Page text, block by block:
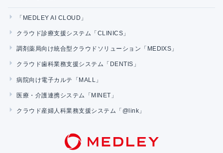
「MEDLEY AI CLOUD」
クラウド診療支援システム「CLINICS」
調剤薬局向け統合型クラウドソリューション「MEDIXS」
クラウド歯科業務支援システム「DENTIS」
病院向け電子カルテ「MALL」
医療・介護連携システム「MINET」
クラウド産婦人科業務支援システム「@link」